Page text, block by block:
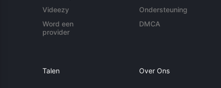
Videezy
Word een
provider
Ondersteuning
DMCA
Talen Over Ons